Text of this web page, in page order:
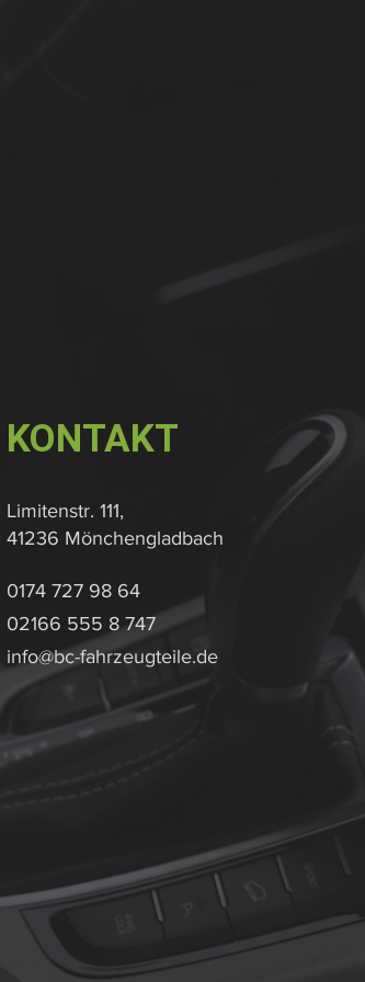
KONTAKT
Limitenstr. 111,
41236 Mönchengladbach
0174 727 98 64
02166 555 8 747
info@bc-fahrzeugteile.de